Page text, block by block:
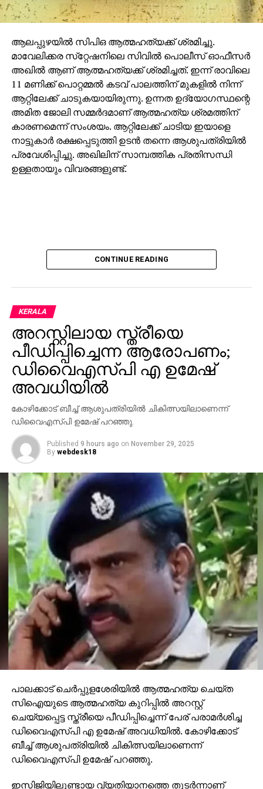
ആലപ്പുഴയില്‍ സിപിഒ ആത്മഹത്യക്ക് ശ്രമിച്ചു.
മാവേലിക്കര സ്‌റ്റേഷനിലെ സിവില്‍ പൊലീസ് ഓഫീസര്‍
അഖില്‍ ആണ് ആത്മഹത്യക്ക് ശ്രമിച്ചത്. ഇന്ന് രാവിലെ
11 മണിക്ക് പൊറ്റമ്മല്‍ കടവ് പാലത്തിന് മുകളില്‍ നിന്ന്
ആറ്റിലേക്ക് ചാടുകയായിരുന്നു. ഉന്നത ഉദ്യോഗസ്ഥന്റെ
അമിത ജോലി സമ്മര്‍ദമാണ് ആത്മഹത്യ ശ്രമത്തിന്
കാരണമെന്ന് സംശയം. ആറ്റിലേക്ക് ചാടിയ ഇയാളെ
നാട്ടുകാര്‍ രക്ഷപ്പെടുത്തി ഉടന്‍ തന്നെ ആശുപത്രിയില്‍
പ്രവേശിപ്പിച്ചു. അഖിലിന് സാമ്പത്തിക പ്രതിസന്ധി
ഉള്ളതായും വിവരങ്ങളുണ്ട്.
CONTINUE READING
KERALA
അറസ്റ്റിലായ സ്ത്രീയെ
പീഡിപ്പിച്ചെന്ന ആരോപണം;
ഡിവൈഎസ്പി എ ഉമേഷ്
അവധിയില്‍
കോഴിക്കോട് ബീച്ച് ആശുപത്രിയില്‍ ചികിത്സയിലാണെന്ന്
ഡിവൈഎസ്പി ഉമേഷ് പറഞ്ഞു.
Published 9 hours ago on November 29, 2025
By webdesk18
പാലക്കാട് ചെര്‍പ്പുളശേരിയില്‍ ആത്മഹത്യ ചെയ്ത
സിഐയുടെ ആത്മഹത്യ കുറിപ്പില്‍ അറസ്റ്റ്
ചെയ്യപ്പെട്ട സ്ത്രീയെ പീഡിപ്പിച്ചെന്ന് പേര് പരാമര്‍ശിച്ച
ഡിവൈഎസ്പി എ ഉമേഷ് അവധിയില്‍. കോഴിക്കോട്
ബീച്ച് ആശുപത്രിയില്‍ ചികിത്സയിലാണെന്ന്
ഡിവൈഎസ്പി ഉമേഷ് പറഞ്ഞു.
ഇസിജിയിലുണ്ടായ വ്യതിയാനത്തെ തുടര്‍ന്നാണ്